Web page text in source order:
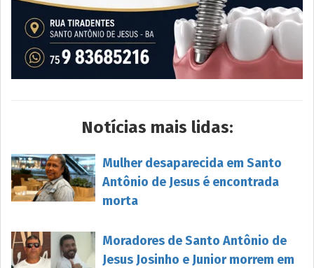
Notícias mais lidas:
Mulher desaparecida em Santo
Antônio de Jesus é encontrada
morta
Moradores de Santo Antônio de
Jesus Josinho e Junior morrem em